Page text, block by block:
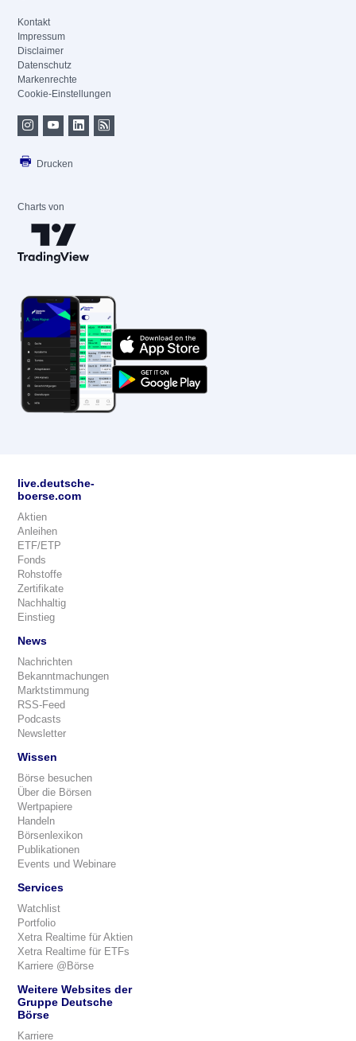
Kontakt
Impressum
Disclaimer
Datenschutz
Markenrechte
Cookie-Einstellungen
Drucken
Charts von
live.deutsche-
boerse.com
Aktien
Anleihen
ETF/ETP
Fonds
Rohstoffe
Zertifikate
Nachhaltig
Einstieg
News
Nachrichten
Bekanntmachungen
Marktstimmung
RSS-Feed
Podcasts
Newsletter
Wissen
Börse besuchen
Über die Börsen
Wertpapiere
Handeln
Börsenlexikon
Publikationen
Events und Webinare
Services
Watchlist
Portfolio
Xetra Realtime für Aktien
Xetra Realtime für ETFs
Karriere @Börse
Weitere Websites der
Gruppe Deutsche
Börse
Karriere